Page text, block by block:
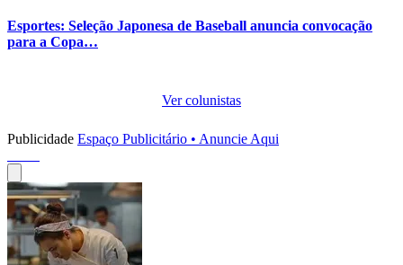
Esportes: Seleção Japonesa de Baseball anuncia convocação
para a Copa…
Ver colunistas
Publicidade Espaço Publicitário • Anuncie Aqui